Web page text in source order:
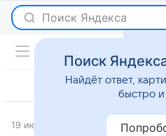
Поиск Яндекса
19 июня 2025 Светская жизнь
Поиск
Найдёт ответ,
быстро и